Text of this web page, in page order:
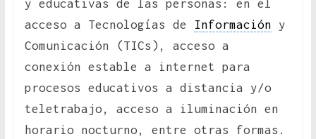
y educativas de las personas: en el
acceso a Tecnologías de
Información y
Comunicación (TICs), acceso a
conexión estable a internet para
procesos educativos a distancia y/o
teletrabajo, acceso a iluminación en
horario nocturno, entre otras formas.